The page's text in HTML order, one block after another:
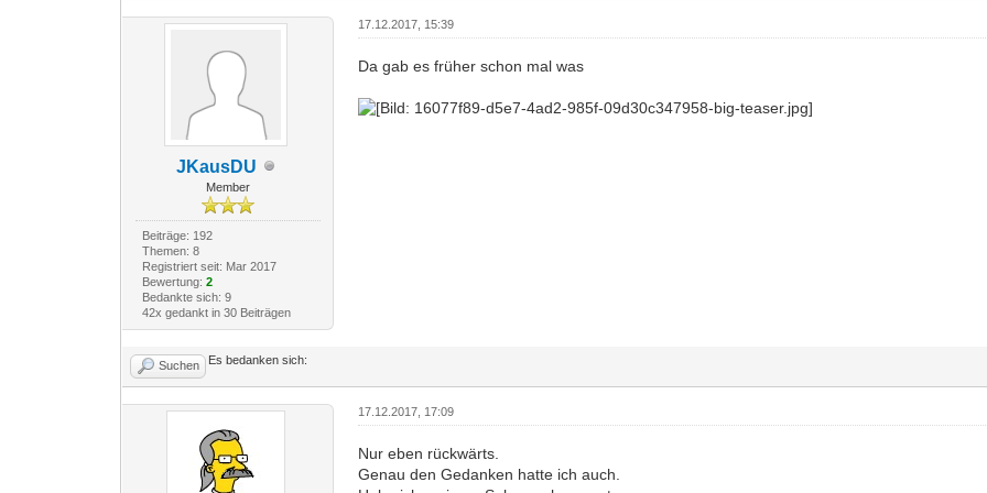
JKausDU
Member
Beiträge: 192
Themen: 8
Registriert seit: Mar 2017
Bewertung: 2
Bedankte sich: 9
42x gedankt in 30 Beiträgen
17.12.2017, 15:39
Da gab es früher schon mal was
Suchen Es bedanken sich:
17.12.2017, 17:09
Nur eben rückwärts.
Genau den Gedanken hatte ich auch.